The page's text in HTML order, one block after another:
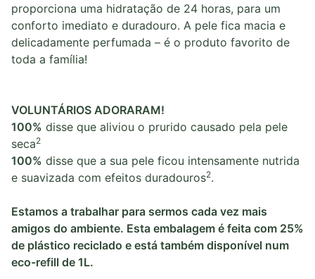
proporciona uma hidratação de 24 horas, para um
conforto imediato e duradouro. A pele fica macia e
delicadamente perfumada – é o produto favorito de
toda a família!
VOLUNTÁRIOS ADORARAM!
100% disse que aliviou o prurido causado pela pele
seca2
100% disse que a sua pele ficou intensamente nutrida
e suavizada com efeitos duradouros2.
Estamos a trabalhar para sermos cada vez mais
amigos do ambiente. Esta embalagem é feita com 25%
de plástico reciclado e está também disponível num
eco-refill de 1L.